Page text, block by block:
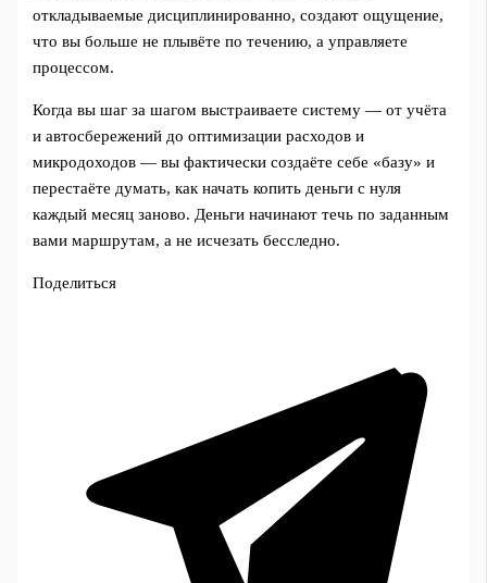
откладываемые дисциплинированно, создают ощущение,
что вы больше не плывёте по течению, а управляете
процессом.
Когда вы шаг за шагом выстраиваете систему — от учёта
и автосбережений до оптимизации расходов и
микродоходов — вы фактически создаёте себе «базу» и
перестаёте думать, как начать копить деньги с нуля
каждый месяц заново. Деньги начинают течь по заданным
вами маршрутам, а не исчезать бесследно.
Поделиться